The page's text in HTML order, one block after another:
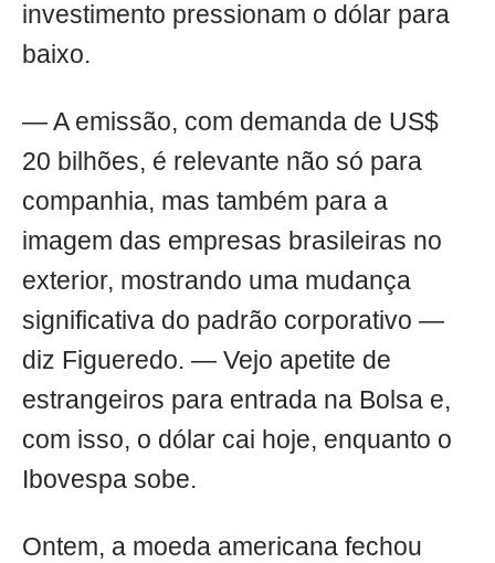
investimento pressionam o dólar para
baixo.
— A emissão, com demanda de US$
20 bilhões, é relevante não só para
companhia, mas também para a
imagem das empresas brasileiras no
exterior, mostrando uma mudança
significativa do padrão corporativo —
diz Figueredo. — Vejo apetite de
estrangeiros para entrada na Bolsa e,
com isso, o dólar cai hoje, enquanto o
Ibovespa sobe.
Ontem, a moeda americana fechou